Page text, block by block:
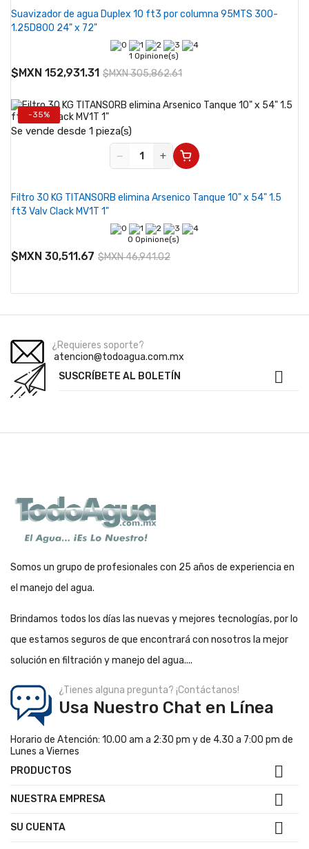
Suavizador de agua Duplex 10 ft3 por columna 95MTS 300-
1.25D800 24" x 72"
1 Opinione(s)
$MXN 152,931.31 $MXN 305,862.61
-35%
Se vende desde 1 pieza(s)
−
+
Filtro 30 KG TITANSORB elimina Arsenico Tanque 10" x 54" 1.5
ft3 Valv Clack MV1T 1"
0 Opinione(s)
$MXN 30,511.67 $MXN 46,941.02
¿Requieres soporte?
atencion@todoagua.com.mx
SUSCRÍBETE AL BOLETÍN

Somos un grupo de profesionales con 25 años de experiencia en
el manejo del agua.
Brindamos todos los días las nuevas y mejores tecnologías, por lo
que estamos seguros de que encontrará con nosotros la mejor
solución en filtración y manejo del agua....
¿Tienes alguna pregunta? ¡Contáctanos!
Usa Nuestro Chat en Línea
Horario de Atención: 10.00 am a 2:30 pm y de 4.30 a 7:00 pm de
Lunes a Viernes
PRODUCTOS

NUESTRA EMPRESA 
SU CUENTA
